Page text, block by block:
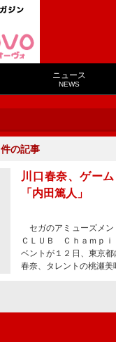
ニュース
NEWS
件の記事
川口春奈、ゲー
「内田篤人」
セガのアミューズメン
ＣＬＵＢ Ｃｈａｍｐ
ベントが１２日、東京
春奈、タレントの桃瀬美